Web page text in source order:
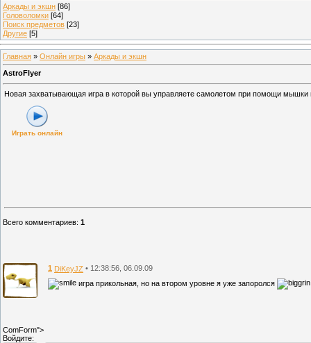
Аркады и экшн [86]
Головоломки [64]
Поиск предметов [23]
Другие [5]
Главная » Онлайн игры » Аркады и экшн
AstroFlyer
Новая захватывающая игра в которой вы управляете самолетом при помощи мышки
Играть онлайн
Всего комментариев: 1
1 DiKeyJZ • 12:38:56, 06.09.09
игра прикольная, но на втором уровне я уже запоролся
ComForm">
Войдите: